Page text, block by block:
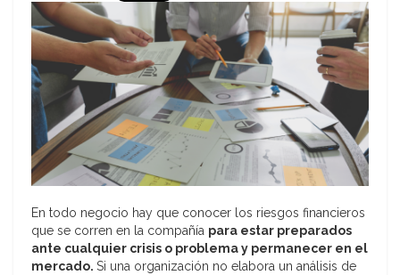
En todo negocio hay que conocer los riesgos financieros
que se corren en la compañía para estar preparados
ante cualquier crisis o problema y permanecer en el
mercado. Si una organización no elabora un análisis de